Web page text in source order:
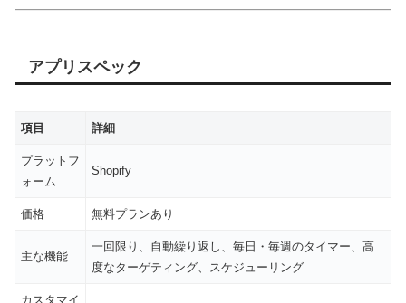
アプリスペック
項目 詳細
プラットフ
ォーム
Shopify
価格 無料プランあり
主な機能
一回限り、自動繰り返し、毎日・毎週のタイマー、高
度なターゲティング、スケジューリング
カスタマイ